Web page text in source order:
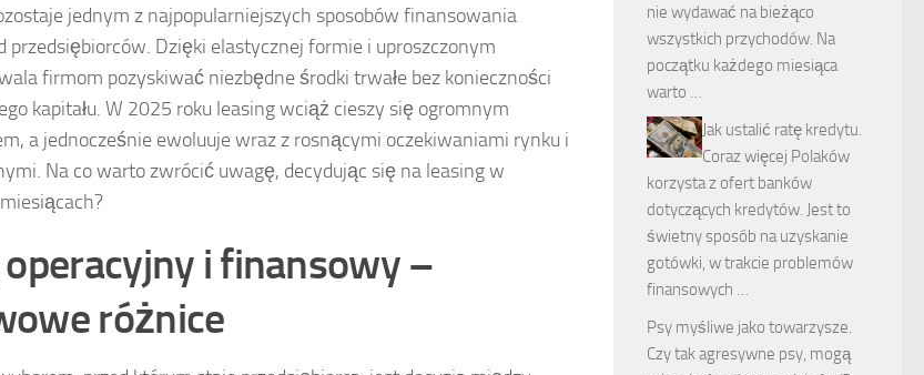
jednym z najpopularniejszych sposobów finansowania
przedsiębiorców. Dzięki elastycznej formie i uproszczonym
firmom pozyskiwać niezbędne środki trwałe bez konieczności
kapitału. W 2025 roku leasing wciąż cieszy się ogromnym
a jednocześnie ewoluuje wraz z rosnącymi oczekiwaniami rynku i
Na co warto zwrócić uwagę, decydując się na leasing w
operacyjny i finansowy –
różnice
nie wydawać na bieżąco
wszystkich przychodów. Na
początku każdego miesiąca
warto …
Jak ustalić ratę kredytu.
Coraz więcej Polaków
korzysta z ofert banków
dotyczących kredytów. Jest to
świetny sposób na uzyskanie
gotówki, w trakcie problemów
finansowych …
Psy myśliwe jako towarzysze.
Czy tak agresywne psy, mogą